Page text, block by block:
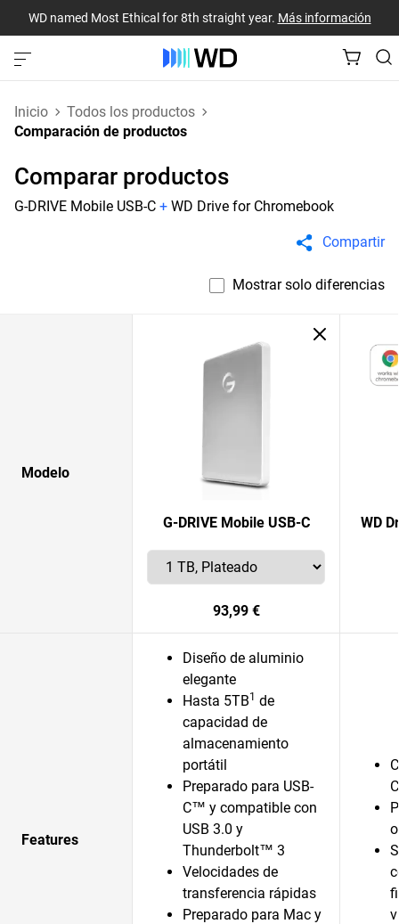
WD named Most Ethical for 8th straight year. Más información
Inicio
Todos los productos
Comparación de productos
Comparar productos
G-DRIVE Mobile USB-C + WD Drive for Chromebook
Compartir
Mostrar solo diferencias
Modelo
G-DRIVE Mobile USB-C
93,99 €
WD
Features
Diseño de aluminio
elegante
Hasta 5TB1 de
capacidad de
almacenamiento
portátil
Preparado para USB-
C™ y compatible con
USB 3.0 y
Thunderbolt™ 3
Velocidades de
transferencia rápidas
Preparado para Mac y